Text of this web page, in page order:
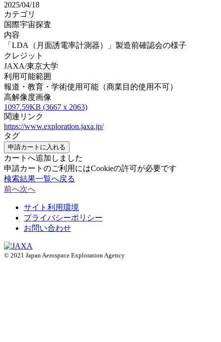
2025/04/18
カテゴリ
国際宇宙探査
内容
「LDA（月面誘電率計測器）」製造前確認会の様子
クレジット
JAXA/東京大学
利用可能範囲
報道・教育・学術使用可能（商業目的使用不可）
高解像度画像
1097.59KB (3667 x 2063)
関連リンク
https://www.exploration.jaxa.jp/
タグ
申請カートに入れる
カートへ追加しました
申請カートのご利用にはCookieの許可が必要です
検索結果一覧へ戻る
前へ次へ
サイト利用環境
プライバシーポリシー
お問い合わせ
© 2021 Japan Aerospace Exploration Agency